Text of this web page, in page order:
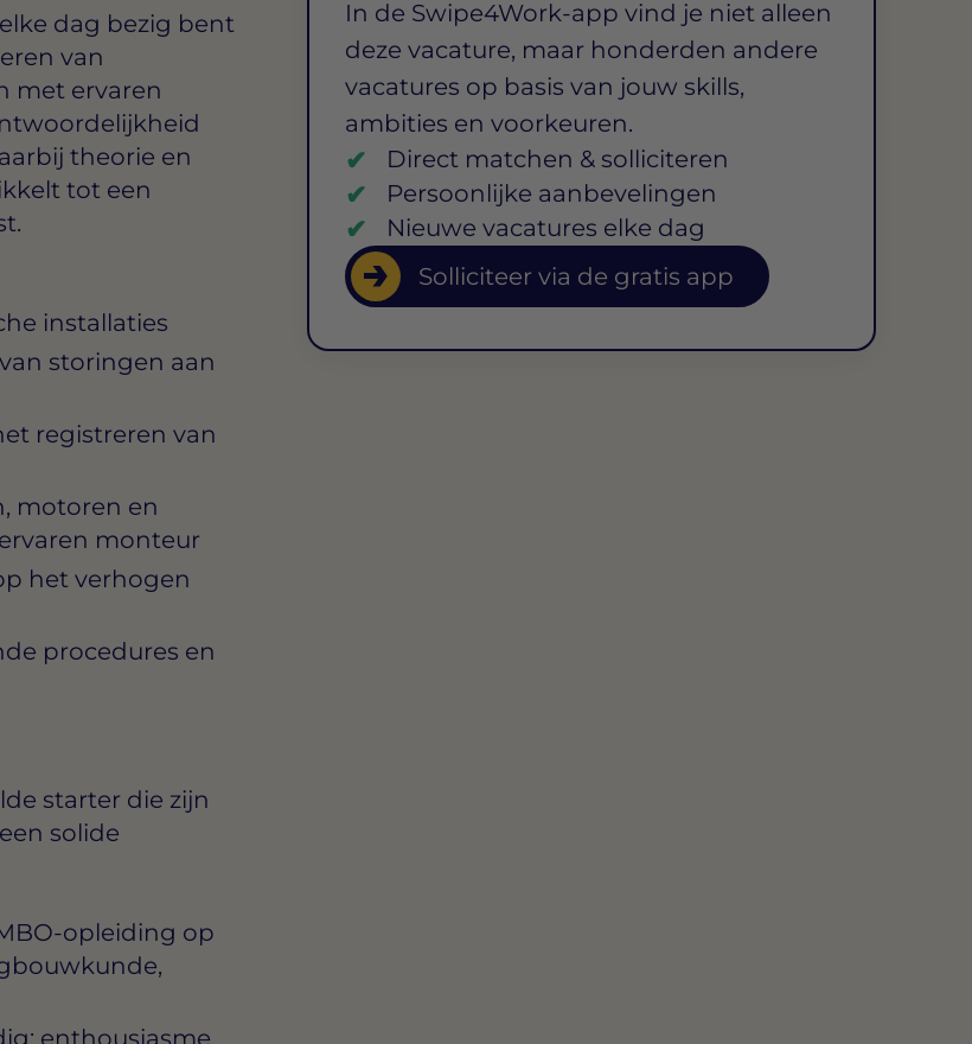
dag bezig bent
van
met ervaren
theorie en
tot een
installaties
storingen aan
registreren van
motoren en
monteur
het verhogen
procedures en
starter die zijn
solide
opleiding op
enthousiasme
In de Swipe4Work-app vind je niet alleen
deze vacature, maar honderden andere
vacatures op basis van jouw skills,
ambities en voorkeuren.
Direct matchen & solliciteren
Persoonlijke aanbevelingen
Nieuwe vacatures elke dag
Solliciteer via de gratis app